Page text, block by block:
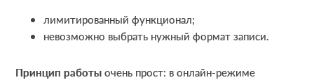
лимитированный функционал;
невозможно выбрать нужный формат записи.
Принцип работыочень прост: в онлайн-режиме